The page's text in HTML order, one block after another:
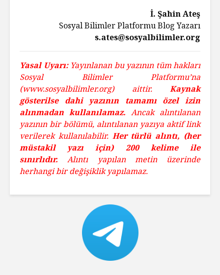
İ. Şahin Ateş
Sosyal Bilimler Platformu Blog Yazarı
s.ates@sosyalbilimler.org
Yasal Uyarı:Yayınlanan bu yazının tüm hakları
Sosyal Bilimler Platformu’na
(www.sosyalbilimler.org) aittir. Kaynak
gösterilse dahi yazının tamamı özel izin
alınmadan kullanılamaz. Ancak alıntılanan
yazının bir bölümü, alıntılanan yazıya aktif link
verilerek kullanılabilir. Her türlü alıntı, (her
müstakil yazı için) 200 kelime ile
sınırlıdır.Alıntı yapılan metin üzerinde
herhangi bir değişiklik yapılamaz.